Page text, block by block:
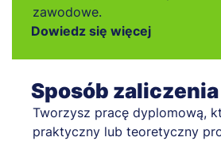
zawodowe.
Dowiedz się więcej
Sposób
Tworzysz pracę dyplomową,
praktyczny lub teoretyczny